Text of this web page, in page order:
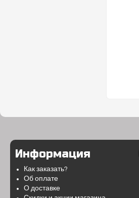
Информация
Как заказать?
Об оплате
О доставке